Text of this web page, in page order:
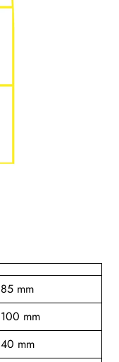
85 mm
100 mm
40 mm